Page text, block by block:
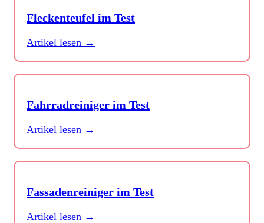
Fleckenteufel im Test
Artikel lesen →
Fahrradreiniger im Test
Artikel lesen →
Fassadenreiniger im Test
Artikel lesen →